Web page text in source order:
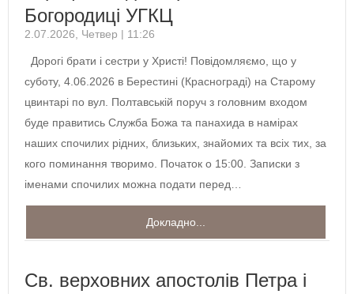
Богородиці УГКЦ
2.07.2026, Четвер | 11:26
Дорогі брати і сестри у Христі! Повідомляємо, що у
суботу, 4.06.2026 в Берестині (Краснограді) на Старому
цвинтарі по вул. Полтавській поруч з головним входом
буде правитись Служба Божа та панахида в намірах
наших спочилих рідних, близьких, знайомих та всіх тих, за
кого поминання творимо. Початок о 15:00. Записки з
іменами спочилих можна подати перед…
Докладно...
Св. верховних апостолів Петра і